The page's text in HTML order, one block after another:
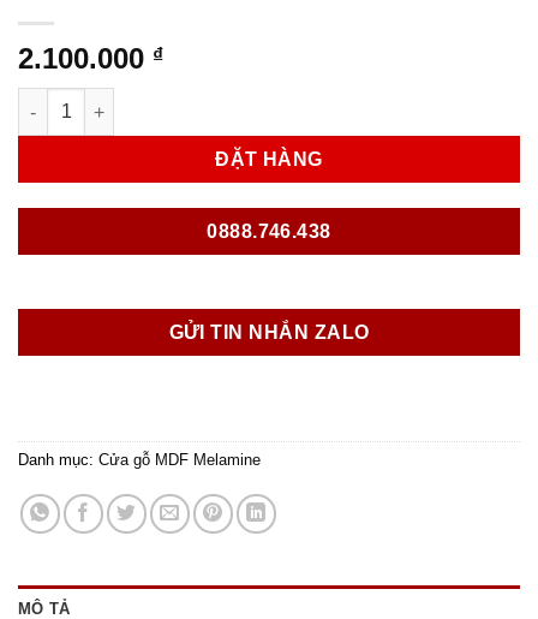
2.100.000 ₫
Cửa gỗ công nghiệp MDF phủ melamine KD.M1NM số lượng
ĐẶT HÀNG
0888.746.438
GỬI TIN NHẮN ZALO
Danh mục: Cửa gỗ MDF Melamine
MÔ TẢ